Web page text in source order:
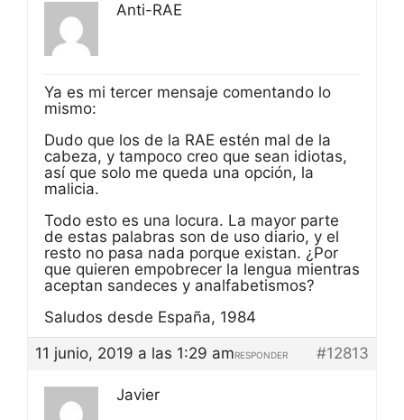
Anti-RAE
Ya es mi tercer mensaje comentando lo
mismo:
Dudo que los de la RAE estén mal de la
cabeza, y tampoco creo que sean idiotas,
así que solo me queda una opción, la
malicia.
Todo esto es una locura. La mayor parte
de estas palabras son de uso diario, y el
resto no pasa nada porque existan. ¿Por
que quieren empobrecer la lengua mientras
aceptan sandeces y analfabetismos?
Saludos desde España, 1984
11 junio, 2019 a las 1:29 am
#12813
RESPONDER
Javier